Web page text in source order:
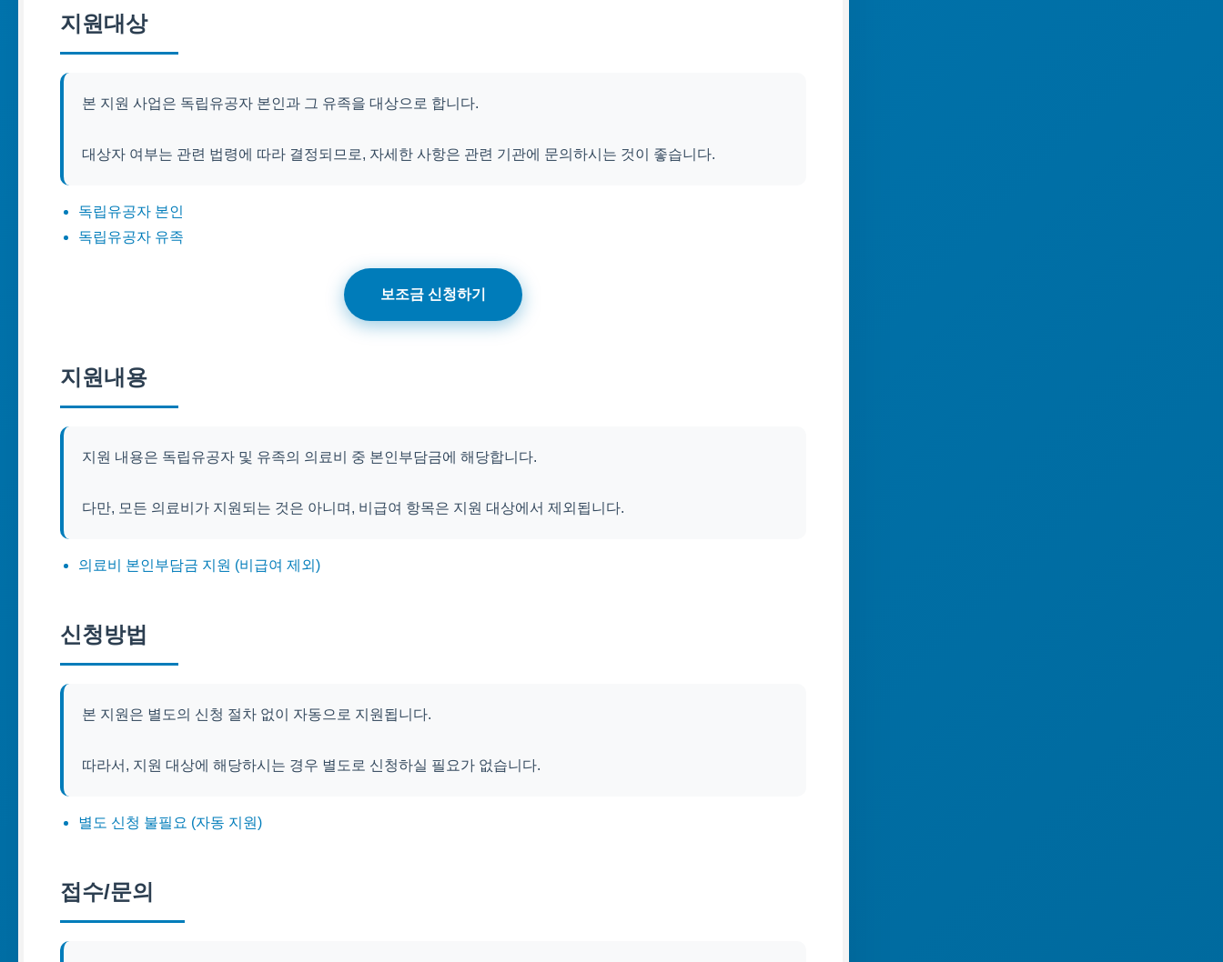
지원대상
본 지원 사업은 독립유공자 본인과 그 유족을 대상으로 합니다.
대상자 여부는 관련 법령에 따라 결정되므로, 자세한 사항은 관련 기관에 문의하시는 것이 좋습니다.
독립유공자 본인
독립유공자 유족
보조금 신청하기
지원내용
지원 내용은 독립유공자 및 유족의 의료비 중 본인부담금에 해당합니다.
다만, 모든 의료비가 지원되는 것은 아니며, 비급여 항목은 지원 대상에서 제외됩니다.
의료비 본인부담금 지원 (비급여 제외)
신청방법
본 지원은 별도의 신청 절차 없이 자동으로 지원됩니다.
따라서, 지원 대상에 해당하시는 경우 별도로 신청하실 필요가 없습니다.
별도 신청 불필요 (자동 지원)
접수/문의